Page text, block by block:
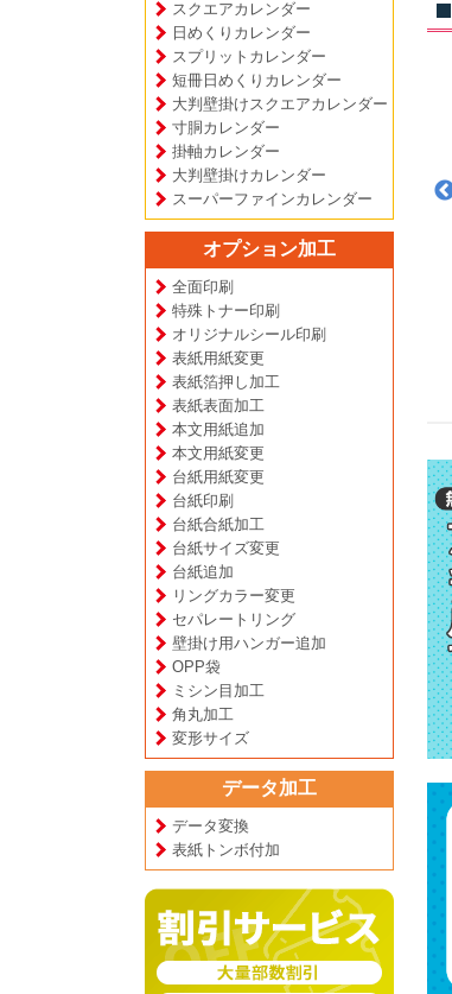
スクエアカレンダー
日めくりカレンダー
スプリットカレンダー
短冊日めくりカレンダー
大判壁掛けスクエアカレンダー
寸胴カレンダー
掛軸カレンダー
大判壁掛けカレンダー
スーパーファインカレンダー
オプション加工
全面印刷
特殊トナー印刷
オリジナルシール印刷
表紙用紙変更
表紙箔押し加工
表紙表面加工
本文用紙追加
本文用紙変更
台紙用紙変更
台紙印刷
台紙合紙加工
台紙サイズ変更
台紙追加
リングカラー変更
セパレートリング
壁掛け用ハンガー追加
OPP袋
ミシン目加工
角丸加工
変形サイズ
データ加工
データ変換
表紙トンボ付加
卓上カレンダー
日めくりタイプ
A5変形サイズ
小松市手をつなぐ育成
会 様
月めくりタイプ
横:320mm×縦:515mm